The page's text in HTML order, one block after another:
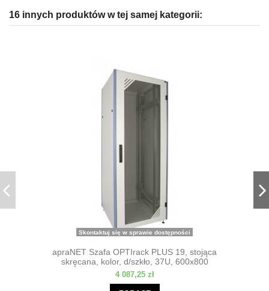
16 innych produktów w tej samej kategorii:
Skontaktuj się w sprawie dostępności
apraNET Szafa OPTIrack PLUS 19, stojąca
skręcana, kolor, d/szkło, 37U, 600x800
4 087,25 zł